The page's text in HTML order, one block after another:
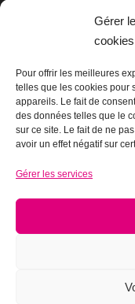
Gérer
cookies
Pour offrir les meilleures
telles que les cookies pour
appareils. Le fait de
des données telles que le
sur ce site. Le fait de ne
avoir un effet négatif sur
Gérer les services
BOUTIQUE